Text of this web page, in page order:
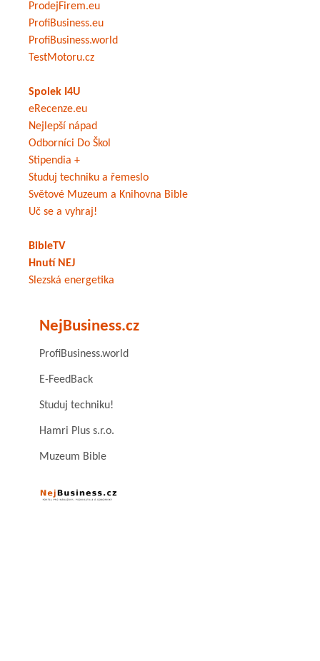
ProdejFirem.eu
ProfiBusiness.eu
ProfiBusiness.world
TestMotoru.cz
Spolek I4U
eRecenze.eu
Nejlepší nápad
Odborníci Do Škol
Stipendia +
Studuj techniku a řemeslo
Světové Muzeum a Knihovna Bible
Uč se a vyhraj!
BibleTV
Hnutí NEJ
Slezská energetika
NejBusiness.cz
ProfiBusiness.world
E-FeedBack
Studuj techniku!
Hamri Plus s.r.o.
Muzeum Bible